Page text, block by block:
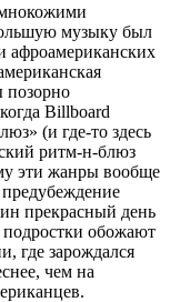
музыку был
афроамериканских
позорно
Billboard
(и где-то здесь
ритм-н-блюз
эти жанры вообще
прекрасный день
обожают
где зарождался
чем на